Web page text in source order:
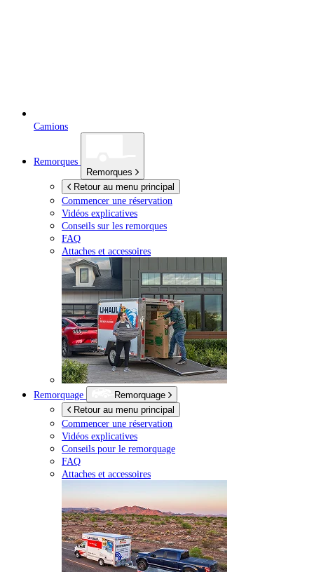
Camions
Remorques
Remorques
Retour au menu principal
Commencer une réservation
Vidéos explicatives
Conseils sur les remorques
FAQ
Attaches et accessoires
Remorquage
Remorquage
Retour au menu principal
Commencer une réservation
Vidéos explicatives
Conseils pour le remorquage
FAQ
Attaches et accessoires